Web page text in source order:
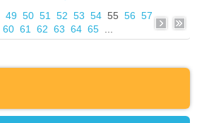
49 50 51 52 53 54 55 56 57
60 61 62 63 64 65...